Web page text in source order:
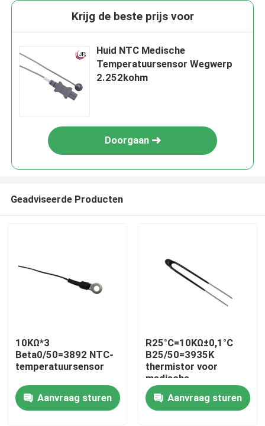
Producten
VR-show
Krijg de beste prijs voor
Huid NTC Medische
Temperatuursensor Wegwerp
2.252kohm
Doorgaan
Geadviseerde Producten
10KΩ*3
Beta0/50=3892 NTC-
temperatuursensor
Aanvraag sturen
R25°C=10KΩ±0,1°C
B25/50=3935K
thermistor voor
medische
hulpmiddelen
Aanvraag sturen